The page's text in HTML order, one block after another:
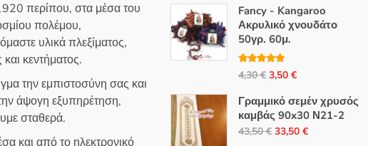
περίπου, στα μέσα του
πολέμου,
υλικά πλεξίματος,
και κεντήματος.
την εμπιστοσύνη σας και
άψογη εξυπηρέτηση,
σταθερά.
και από το ηλεκτρονικό
Fancy - Kangaroo
Ακρυλικό χνουδάτο
50γρ. 60μ.
Βαθμολογή
θηκε με 5.00
4,30€ Original
was:
4,30 €.
3,50 €Η
τιμή
είναι:
Γραμμικό σεμέν χρυσός
καμβάς 90x30 Ν21-2
43,50€ Original
33,50 €Η